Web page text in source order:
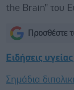
the Brain" του
Προσθέστε
Ειδήσεις
Σημάδια